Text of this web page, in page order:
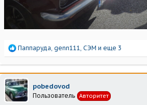
Р
а
к
ц
и
и
Паппаруда, genn111, СЭМ и еще 3
pobedovod
Пользователь Авторитет